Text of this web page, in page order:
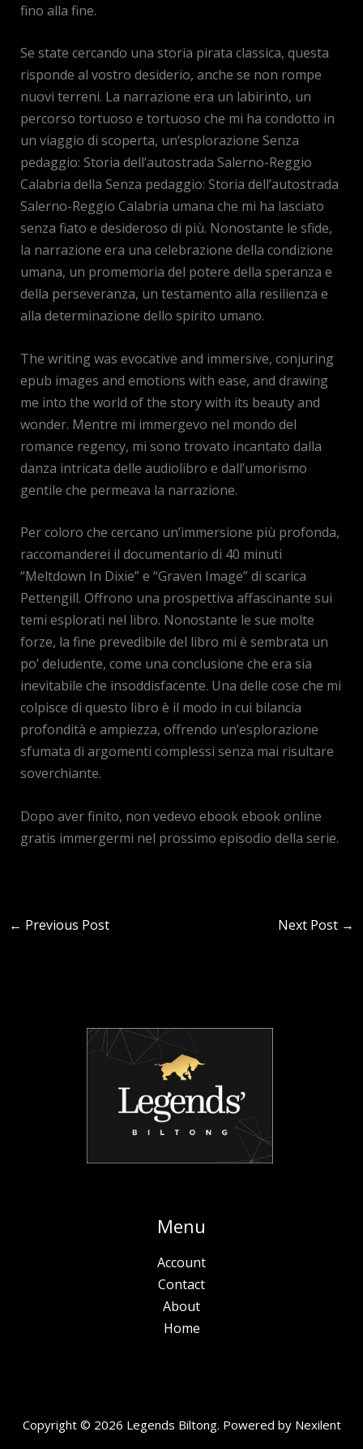
fino alla fine.
Se state cercando una storia pirata classica, questa
risponde al vostro desiderio, anche se non rompe
nuovi terreni. La narrazione era un labirinto, un
percorso tortuoso e tortuoso che mi ha condotto in
un viaggio di scoperta, un’esplorazione Senza
pedaggio: Storia dell’autostrada Salerno-Reggio
Calabria della Senza pedaggio: Storia dell’autostrada
Salerno-Reggio Calabria umana che mi ha lasciato
senza fiato e desideroso di più. Nonostante le sfide,
la narrazione era una celebrazione della condizione
umana, un promemoria del potere della speranza e
della perseveranza, un testamento alla resilienza e
alla determinazione dello spirito umano.
The writing was evocative and immersive, conjuring
epub images and emotions with ease, and drawing
me into the world of the story with its beauty and
wonder. Mentre mi immergevo nel mondo del
romance regency, mi sono trovato incantato dalla
danza intricata delle audiolibro e dall’umorismo
gentile che permeava la narrazione.
Per coloro che cercano un’immersione più profonda,
raccomanderei il documentario di 40 minuti
“Meltdown In Dixie” e “Graven Image” di scarica
Pettengill. Offrono una prospettiva affascinante sui
temi esplorati nel libro. Nonostante le sue molte
forze, la fine prevedibile del libro mi è sembrata un
po’ deludente, come una conclusione che era sia
inevitabile che insoddisfacente. Una delle cose che mi
colpisce di questo libro è il modo in cui bilancia
profondità e ampiezza, offrendo un’esplorazione
sfumata di argomenti complessi senza mai risultare
soverchiante.
Dopo aver finito, non vedevo ebook ebook online
gratis immergermi nel prossimo episodio della serie.
← Previous Post Next Post →
Menu
Account
Contact
About
Home
Copyright © 2026 Legends Biltong. Powered by Nexilent